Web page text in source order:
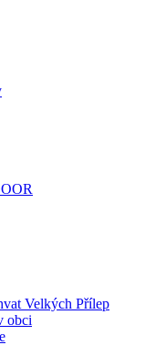
Velkých Přílep
obci